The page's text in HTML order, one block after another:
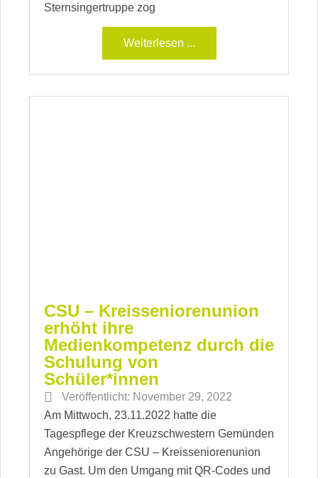
Sternsingertruppe zog
Weiterlesen ...
CSU – Kreisseniorenunion
erhöht ihre
Medienkompetenz durch die
Schulung von
Schüler*innen
Veröffentlicht: November 29, 2022
Am Mittwoch, 23.11.2022 hatte die
Tagespflege der Kreuzschwestern Gemünden
Angehörige der CSU – Kreisseniorenunion
zu Gast. Um den Umgang mit QR-Codes und